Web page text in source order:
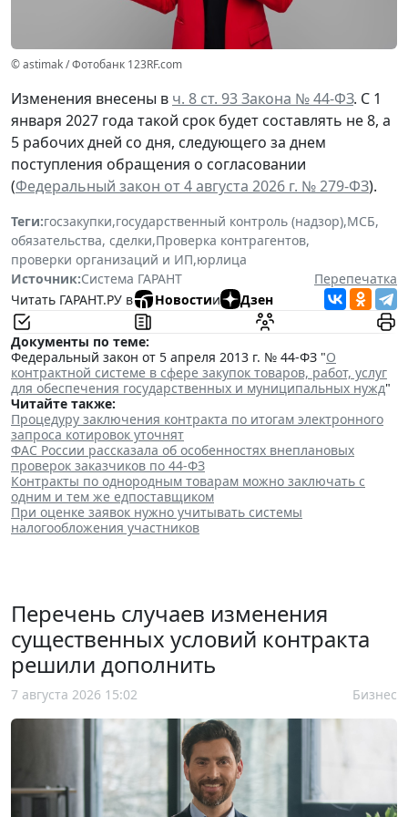
© astimak / Фотобанк 123RF.com
Изменения внесены в ч. 8 ст. 93 Закона № 44-ФЗ. С 1
января 2027 года такой срок будет составлять не 8, а
5 рабочих дней со дня, следующего за днем
поступления обращения о согласовании
(Федеральный закон от 4 августа 2026 г. № 279-ФЗ).
Теги:госзакупки,государственный контроль (надзор),МСБ,
обязательства, сделки,Проверка контрагентов,
проверки организаций и ИП,юрлица
Источник:Система ГАРАНТ
Перепечатка
Читать ГАРАНТ.РУ в
Новостии Дзен
Документы по теме:
Федеральный закон от 5 апреля 2013 г. № 44-ФЗ "О
контрактной системе в сфере закупок товаров, работ, услуг
для обеспечения государственных и муниципальных нужд"
Читайте также:
Процедуру заключения контракта по итогам электронного
запроса котировок уточнят
ФАС России рассказала об особенностях внеплановых
проверок заказчиков по 44-ФЗ
Контракты по однородным товарам можно заключать с
одним и тем же едпоставщиком
При оценке заявок нужно учитывать системы
налогообложения участников
Перечень случаев изменения
существенных условий контракта
решили дополнить
7 августа 2026 15:02 Бизнес